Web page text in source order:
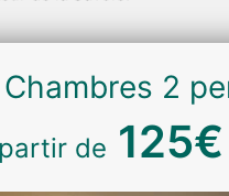
Chambres 2
de 125€